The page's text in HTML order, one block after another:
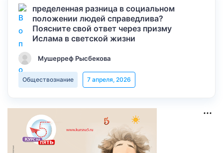
пределенная разница в социальном
положении людей справедлива?
Поясните свой ответ через призму
Ислама в светской жизни
Мушерреф Рысбекова
Обществознание 7 апреля, 2026